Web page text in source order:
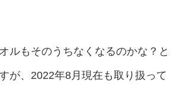
ルもそのうちなくなるのかな？と
が、2022年8月現在も取り扱って